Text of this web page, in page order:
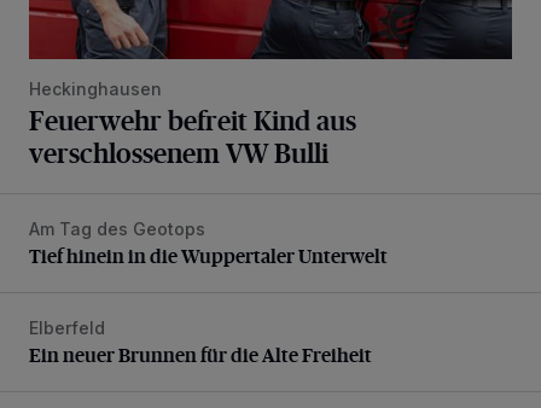
Heckinghausen
Feuerwehr befreit Kind aus
verschlossenem VW Bulli
Tief hinein in die Wuppertaler Unterwelt
Am Tag des Geotops
Tief hinein in die Wuppertaler Unterwelt
Ein neuer Brunnen für die Alte Freiheit
Elberfeld
Ein neuer Brunnen für die Alte Freiheit